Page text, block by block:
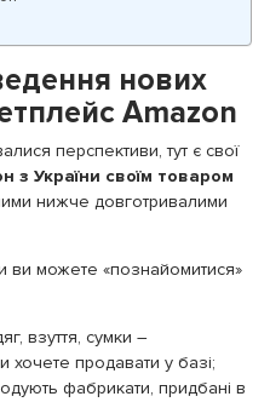
нових
Amazon
перспективи, тут є свої
з України своїм товаром
нижче довготривалими
можете «познайомитися»
взуття, сумки –
хочете продавати у базі;
фабрикати, придбані в